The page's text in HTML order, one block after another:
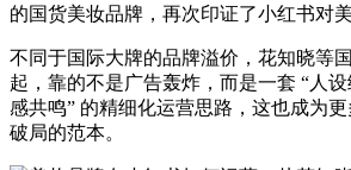
的国货美妆品牌，再次印证了小红书对
不同于国际大牌的品牌溢价，花知晓等
起，靠的不是广告轰炸，而是一套 “人
感共鸣” 的精细化运营思路，这也成为
破局的范本。